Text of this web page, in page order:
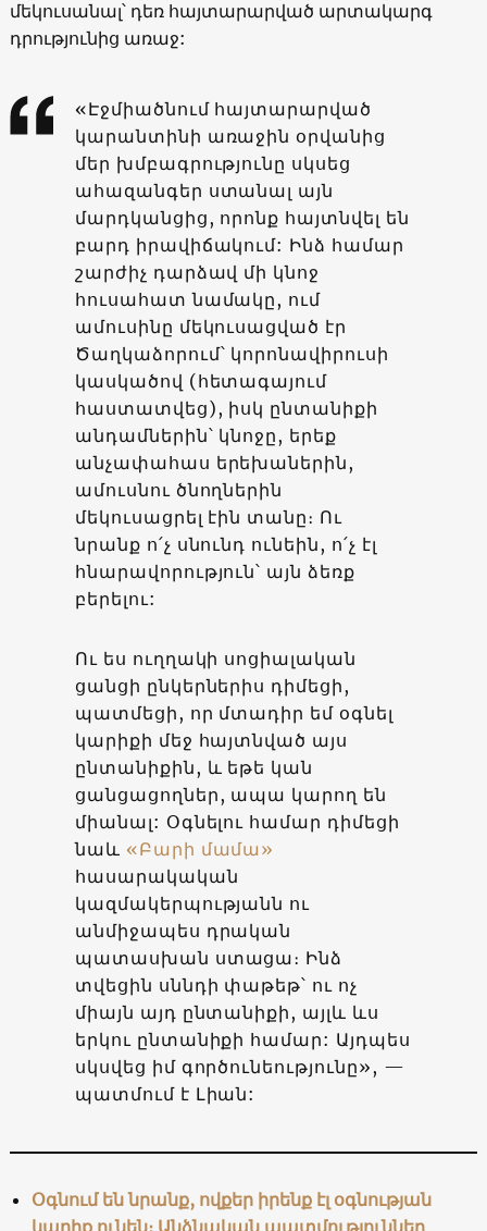
մեկուսանալ՝ դեռ հայտարարված արտակարգ
դրությունից առաջ:
«Էջմիածնում հայտարարված
կարանտինի առաջին օրվանից
մեր խմբագրությունը սկսեց
ահազանգեր ստանալ այն
մարդկանցից, որոնք հայտնվել են
բարդ իրավիճակում: Ինձ համար
շարժիչ դարձավ մի կնոջ
հուսահատ նամակը, ում
ամուսինը մեկուսացված էր
Ծաղկաձորում՝ կորոնավիրուսի
կասկածով (հետագայում
հաստատվեց), իսկ ընտանիքի
անդամներին՝ կնոջը, երեք
անչափահաս երեխաներին,
ամուսնու ծնողներին
մեկուսացրել էին տանը։ Ու
նրանք ո՛չ սնունդ ունեին, ո՛չ էլ
հնարավորություն՝ այն ձեռք
բերելու:
Ու ես ուղղակի սոցիալական
ցանցի ընկերներիս դիմեցի,
պատմեցի, որ մտադիր եմ օգնել
կարիքի մեջ հայտնված այս
ընտանիքին, և եթե կան
ցանցացողներ, ապա կարող են
միանալ: Օգնելու համար դիմեցի
նաև «Բարի մամա»
հասարակական
կազմակերպությանն ու
անմիջապես դրական
պատասխան ստացա։ Ինձ
տվեցին սննդի փաթեթ՝ ու ոչ
միայն այդ ընտանիքի, այլև ևս
երկու ընտանիքի համար: Այդպես
սկսվեց իմ գործունեությունը», —
պատմում է Լիան:
Օգնում են նրանք, ովքեր իրենք էլ օգնության
կարիք ունեն։ Անձնական պատմություններ